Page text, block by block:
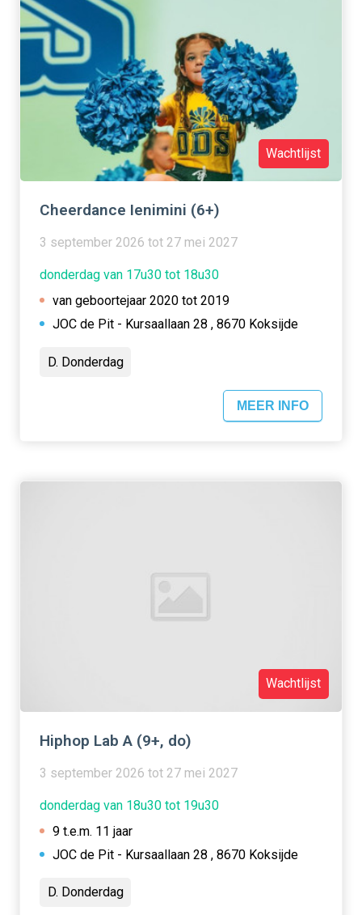
Wachtlijst
Cheerdance Ienimini (6+)
3 september 2026 tot 27 mei 2027
donderdag van 17u30 tot 18u30
van geboortejaar 2020 tot 2019
JOC de Pit - Kursaallaan 28 , 8670 Koksijde
D. Donderdag
MEER INFO
Wachtlijst
Hiphop Lab A (9+, do)
3 september 2026 tot 27 mei 2027
donderdag van 18u30 tot 19u30
9 t.e.m. 11 jaar
JOC de Pit - Kursaallaan 28 , 8670 Koksijde
D. Donderdag